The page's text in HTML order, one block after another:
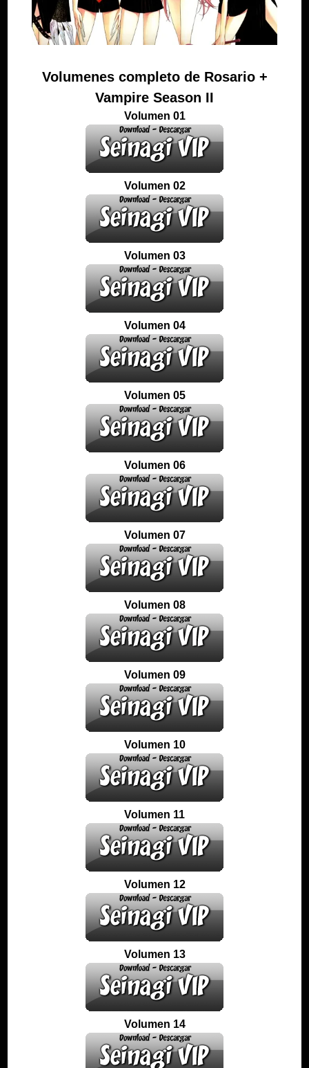
Volumenes completo de Rosario +
Vampire Season II
Volumen 01
Volumen 02
Volumen 03
Volumen 04
Volumen 05
Volumen 06
Volumen 07
Volumen 08
Volumen 09
Volumen 10
Volumen 11
Volumen 12
Volumen 13
Volumen 14